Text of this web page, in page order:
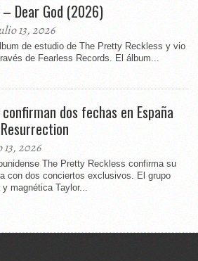
Dear God (2026)
13, 2026
de estudio de The Pretty Reckless y vio
de Fearless Records. El álbum...
dos fechas en España
2026
The Pretty Reckless confirma su
con dos conciertos exclusivos. El grupo
magnética Taylor...